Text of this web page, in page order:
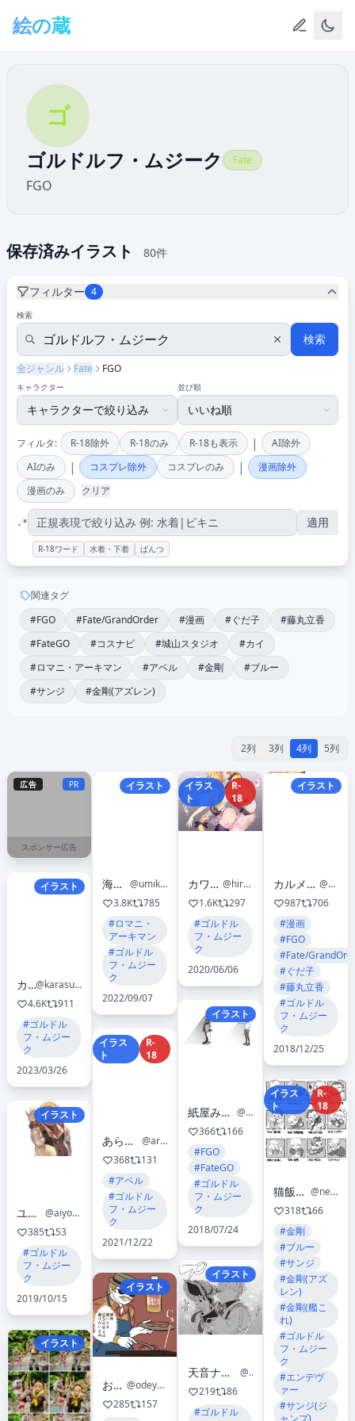
絵の蔵
ゴ
ゴルドルフ・ムジーク Fate
FGO
保存済みイラスト 80件
フィルター 4
検索
検索
全ジャンル Fate FGO
キャラクター 並び順
フィルタ: R-18除外 R-18のみ R-18も表示 |
AI除外
AIのみ
| コスプレ除外 コスプレのみ |
漫画除外
漫画のみ
クリア
.* 適用
R-18ワード 水着・下着 ぱんつ
関連タグ
#FGO
#Fate/GrandOrder #漫画 #ぐだ子
#藤丸立香
#FateGO
#コスナビ #城山スタジオ
#カイ
#ロマニ・アーキマン
#アベル #金剛
#ブルー
#サンジ
#金剛(アズレン)
2列 3列 4列 5列
広告 PR
スポンサー広告
イラスト
カラス
@karasu_kokutyou
4.6K
911
#ゴルドル
フ・ムジー
ク
2023/03/26
イラスト
ユキ@FGO
@aiyoriaosiyuki
385
53
#ゴルドル
フ・ムジー
ク
2019/10/15
イラスト
イラスト
海平かめ
@umikame00
3.8K
785
#ロマニ・
アーキマン
#ゴルドル
フ・ムジー
ク
2022/09/07
イラス
ト
R-
18
あらくま@土曜西 “け”12b
@araburukumasan
368
131
#アベル
#ゴルドル
フ・ムジー
ク
2021/12/22
イラスト
おで山
@odeyama_
285
157
イラス
ト
R-
18
カワルヒ@R18
@hiru2952R18
1.6K
297
#ゴルドル
フ・ムジー
ク
2020/06/06
イラスト
紙屋みょーん・夏コミ新刊委託中!
@myonshiso
366
166
#FGO
#FateGO
#ゴルドル
フ・ムジー
ク
2018/07/24
イラスト
天音ナツシロ＠追放魔術師のその後コミカライズ連載中
@natsu_graffiti
219
86
#ゴルドル
イラスト
カルメン🦴土曜西け04b
@carmen_i
987
706
#漫画
#FGO
#Fate/
#ぐだ子
#藤丸立香
#ゴルドル
フ・ムジー
ク
2018/12/25
イラス
ト
R-
18
猫飯屋はゲロピッピ
@neko_meshi_ya
318
66
#金剛
#ブルー
#サンジ
#金剛(アズ
レン)
#金剛(艦こ
れ)
#ゴルドル
フ・ムジー
ク
#エンデヴ
ァー
#サンジ(ジ
ャンプ)